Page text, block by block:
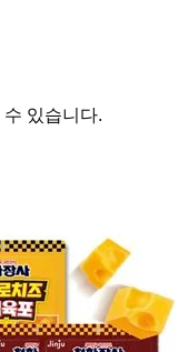
있습니다.